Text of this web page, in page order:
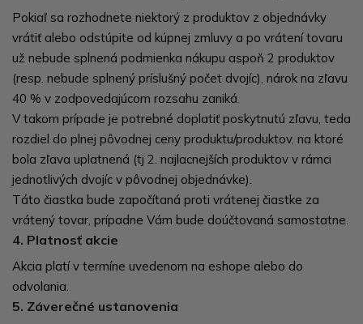
Pokiaľ sa rozhodnete niektorý z produktov z objednávky
vrátiť alebo odstúpite od kúpnej zmluvy a po vrátení tovaru
už nebude splnená podmienka nákupu aspoň 2 produktov
(resp. nebude splnený príslušný počet dvojíc), nárok na zľavu
40 % v zodpovedajúcom rozsahu zaniká.
V takom prípade je potrebné doplatiť poskytnutú zľavu, teda
rozdiel do plnej pôvodnej ceny produktu/produktov, na ktoré
bola zľava uplatnená (tj 2. najlacnejších produktov v rámci
jednotlivých dvojíc v pôvodnej objednávke).
Táto čiastka bude započítaná proti vrátenej čiastke za
vrátený tovar, prípadne Vám bude doúčtovaná samostatne.
4. Platnosť akcie
Akcia platí v termíne uvedenom na eshope alebo do
odvolania.
5. Záverečné ustanovenia